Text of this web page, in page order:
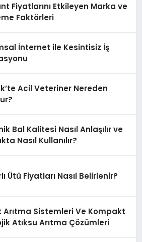
Fiyatlarını Etkileyen Marka ve
Faktörleri
İnternet ile Kesintisiz İş
Acil Veteriner Nereden
Bal Kalitesi Nasıl Anlaşılır ve
Nasıl Kullanılır?
Ütü Fiyatları Nasıl Belirlenir?
Arıtma Sistemleri Ve Kompakt
Atıksu Arıtma Çözümleri